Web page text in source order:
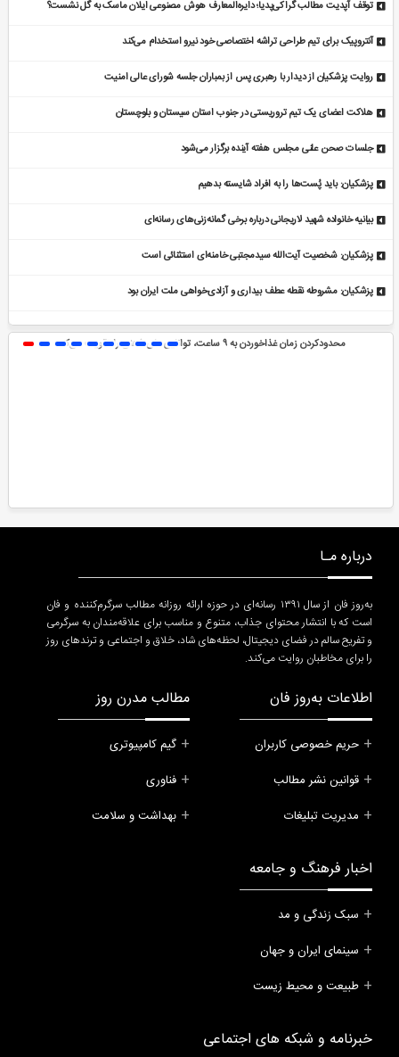
توقف آپدیت مطالب گراکی‌پدیا؛ دایره‌المعارف هوش مصنوعی ایلان ماسک به گل نشست؟
آنتروپیک برای تیم طراحی تراشه اختصاصی خود نیرو استخدام می‌کند
روایت پزشکیان از دیدار با رهبری پس از بمباران جلسه شورای عالی امنیت
هلاکت اعضای یک تیم تروریستی در جنوب استان سیستان و بلوچستان
جلسات صحن علنی مجلس هفته آینده برگزار می‌شود
پزشکیان: باید پُست‌ها را به افراد شایسته بدهیم
بیانیه خانواده شهید لاریجانی درباره برخی گمانه‌زنی‌های رسانه‌ای
پزشکیان: شخصیت آیت‌الله سیدمجتبی خامنه‌ای استثنائی است
پزشکیان: مشروطه نقطه عطف بیداری و آزادی‌خواهی ملت ایران بود
محدودکردن زمان غذاخوردن به ۹ ساعت، توانایی‌های ذهنی را تقویت می‌کند
درباره مـا
به‌روز فان از سال ۱۳۹۱ رسانه‌ای در حوزه ارائه روزانه مطالب سرگرم‌کننده و فان
است که با انتشار محتوای جذاب، متنوع و مناسب برای علاقه‌مندان به سرگرمی
و تفریح سالم در فضای دیجیتال، لحظه‌های شاد، خلاق و اجتماعی و ترندهای روز
را برای مخاطبان روایت می‌کند.
اطلاعات به‌روز فان
حریم خصوصی کاربران
قوانین نشر مطالب
مدیریت تبلیغات
مطالب مدرن روز
گیم کامپیوتری
فناوری
بهداشت و سلامت
اخبار فرهنگ و جامعه
سبک زندگی و مد
سینمای ایران و جهان
طبیعت و محیط زیست
خبرنامه و شبکه های اجتماعی